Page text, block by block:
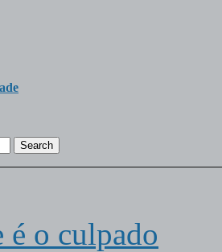
Search
é o culpado